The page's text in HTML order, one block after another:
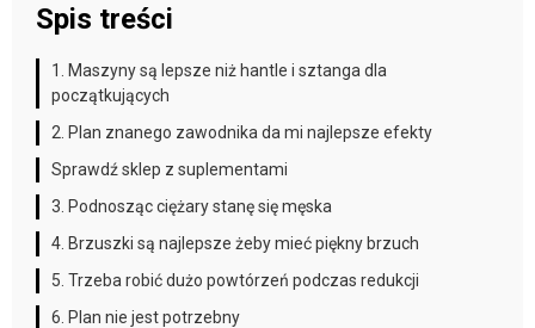
Spis treści
1. Maszyny są lepsze niż hantle i sztanga dla
początkujących
2. Plan znanego zawodnika da mi najlepsze efekty
Sprawdź sklep z suplementami
3. Podnosząc ciężary stanę się męska
4. Brzuszki są najlepsze żeby mieć piękny brzuch
5. Trzeba robić dużo powtórzeń podczas redukcji
6. Plan nie jest potrzebny